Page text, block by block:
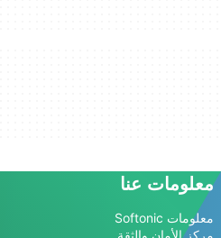
معلومات عنا
معلومات Softonic
مركز الأمان والثقة